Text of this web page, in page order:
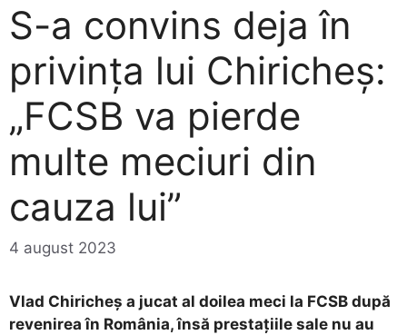
S-a convins deja în
privința lui Chiricheș:
„FCSB va pierde
multe meciuri din
cauza lui”
4 august 2023
Vlad Chiricheș a jucat al doilea meci la FCSB după
revenirea în România, însă prestațiile sale nu au